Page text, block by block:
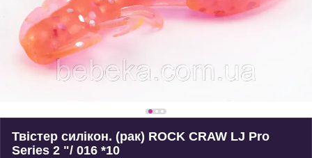
Твістер силікон. (рак) ROCK CRAW LJ Pro
Series 2 "/ 016 *10